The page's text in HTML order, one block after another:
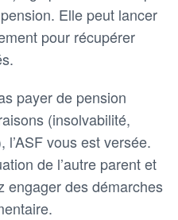
Elle peut lancer
pour récupérer
payer de pension
(insolvabilité,
vous est versée.
de l’autre parent et
engager des démarches